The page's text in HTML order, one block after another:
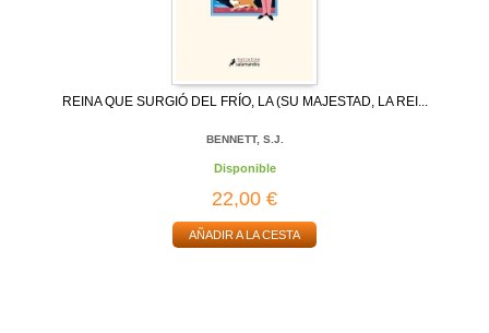
REINA QUE SURGIÓ DEL FRÍO, LA (SU MAJESTAD, LA REI...
BENNETT, S.J.
Disponible
22,00 €
AÑADIR A LA CESTA